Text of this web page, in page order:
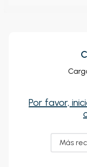
Por favor,
Más